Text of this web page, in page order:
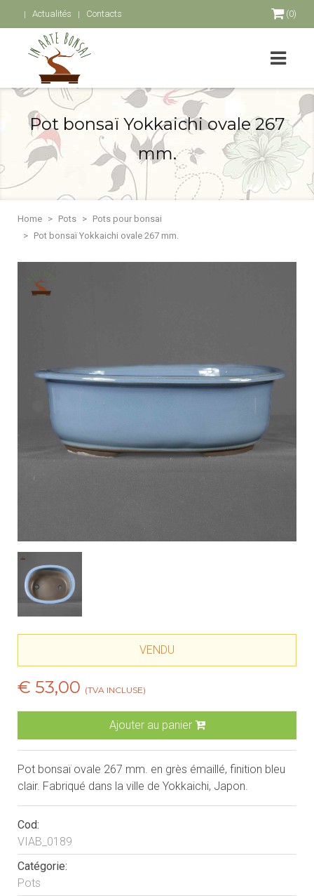
Actualités Contacts (0)
Pot bonsaï Yokkaichi ovale 267
mm.
Home Pots
Pots pour bonsai
Pot bonsaï Yokkaichi ovale 267 mm.
VENDU
€ 53,00 (TVA INCLUSE)
Ajouter au panier
Pot bonsaï ovale 267 mm. en grès émaillé, finition bleu
clair. Fabriqué dans la ville de Yokkaichi, Japon.
Cod:
VIAB_0189
Catégorie:
Pots